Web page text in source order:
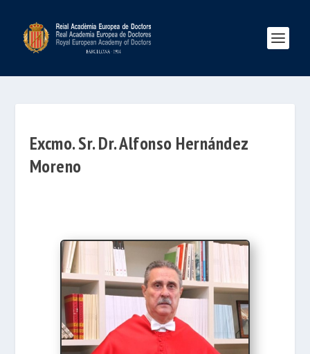
Excmo. Sr. Dr. Alfonso Hernández
Moreno